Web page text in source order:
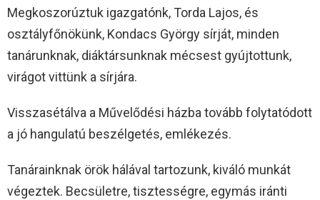
Megkoszorúztuk igazgatónk, Torda Lajos, és
osztályfőnökünk, Kondacs György sírját, minden
tanárunknak, diáktársunknak mécsest gyújtottunk,
virágot vittünk a sírjára.
Visszasétálva a Művelődési házba tovább folytatódott
a jó hangulatú beszélgetés, emlékezés.
Tanárainknak örök hálával tartozunk, kiváló munkát
végeztek. Becsületre, tisztességre, egymás iránti